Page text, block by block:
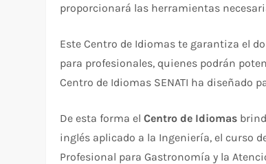
proporcionará las herramientas
Este Centro de Idiomas te garantiza el
para profesionales, quienes podrán
Centro de Idiomas SENATI ha diseñado
De esta forma elCentro de Idiomas
inglés aplicado a la Ingeniería, el curso
Profesional para Gastronomía y la